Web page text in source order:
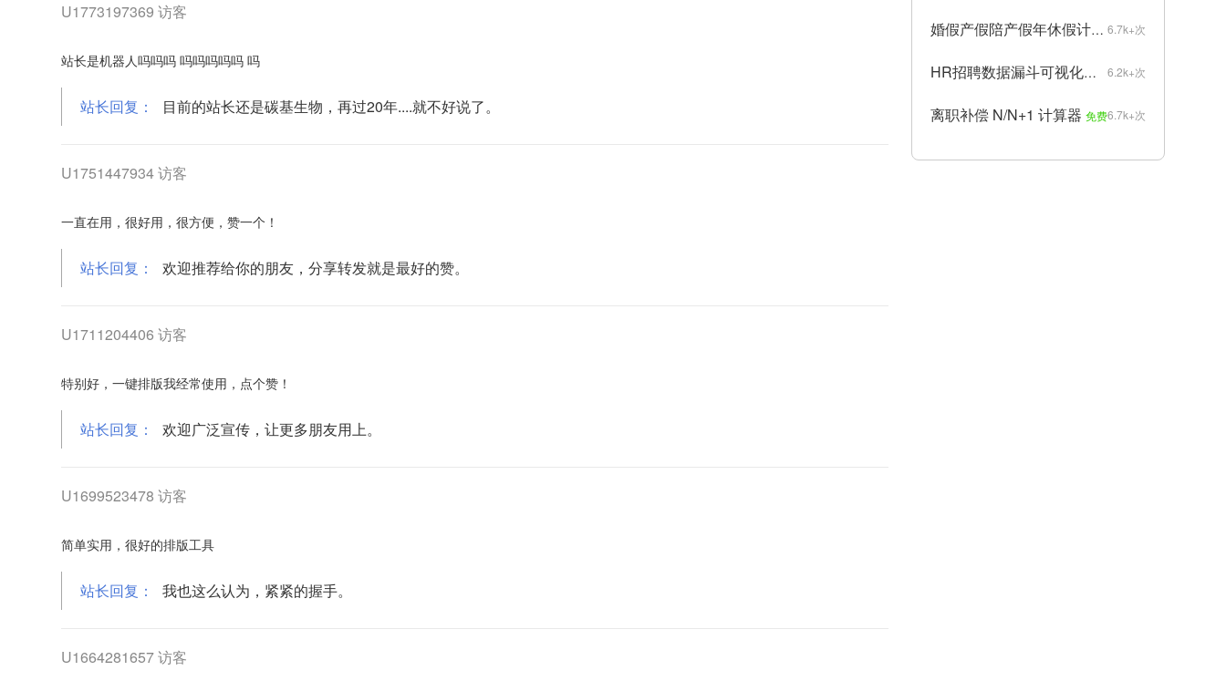
U1773197369 访客
站长是机器人吗吗吗 吗吗吗吗吗 吗
站长回复： 目前的站长还是碳基生物，再过20年....就不好说了。
U1751447934 访客
一直在用，很好用，很方便，赞一个！
站长回复： 欢迎推荐给你的朋友，分享转发就是最好的赞。
U1711204406 访客
特别好，一键排版我经常使用，点个赞！
站长回复： 欢迎广泛宣传，让更多朋友用上。
U1699523478 访客
简单实用，很好的排版工具
站长回复： 我也这么认为，紧紧的握手。
U1664281657 访客
6.7k+次
婚假产假陪产假年休假计算器 免费
6.2k+次
HR招聘数据漏斗可视化生成器 免费
6.7k+次
离职补偿 N/N+1 计算器 免费